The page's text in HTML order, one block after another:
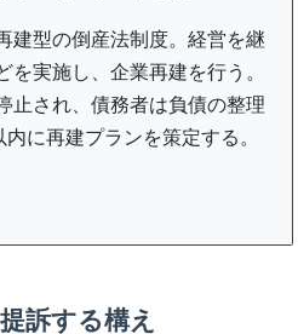
建型の倒産法制度。経営を継
を実施し、企業再建を行う。
止され、債務者は負債の整理
に再建プランを策定する。
訴する構え